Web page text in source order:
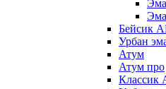
Бейсик
Урбан
Атум
Атум про
Классик